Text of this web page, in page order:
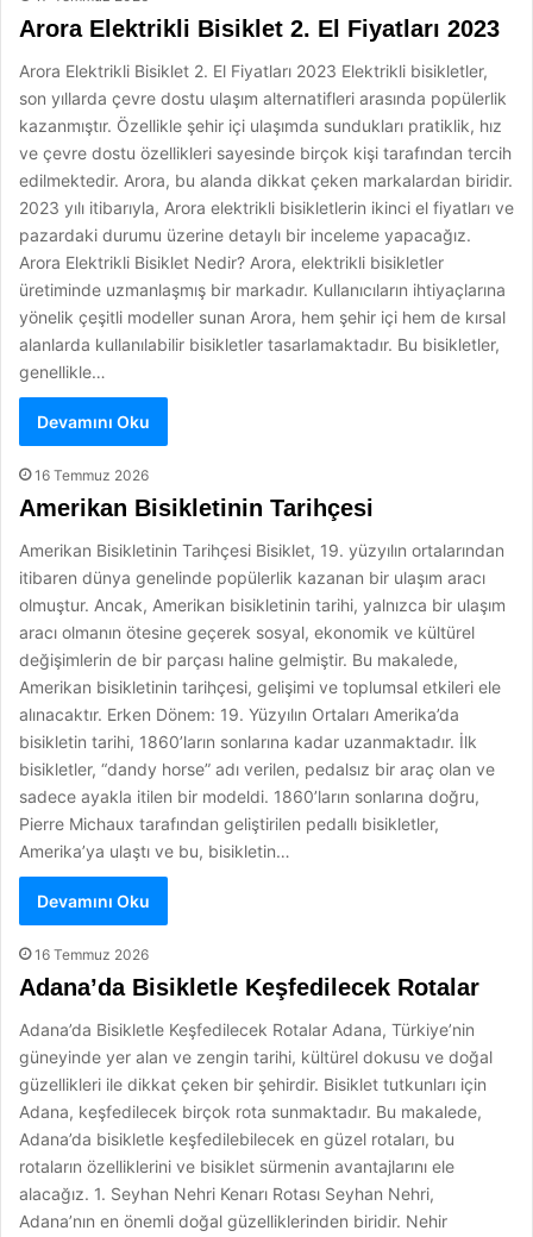
Arora Elektrikli Bisiklet 2. El Fiyatları 2023
Arora Elektrikli Bisiklet 2. El Fiyatları 2023 Elektrikli bisikletler,
son yıllarda çevre dostu ulaşım alternatifleri arasında popülerlik
kazanmıştır. Özellikle şehir içi ulaşımda sundukları pratiklik, hız
ve çevre dostu özellikleri sayesinde birçok kişi tarafından tercih
edilmektedir. Arora, bu alanda dikkat çeken markalardan biridir.
2023 yılı itibarıyla, Arora elektrikli bisikletlerin ikinci el fiyatları ve
pazardaki durumu üzerine detaylı bir inceleme yapacağız.
Arora Elektrikli Bisiklet Nedir? Arora, elektrikli bisikletler
üretiminde uzmanlaşmış bir markadır. Kullanıcıların ihtiyaçlarına
yönelik çeşitli modeller sunan Arora, hem şehir içi hem de kırsal
alanlarda kullanılabilir bisikletler tasarlamaktadır. Bu bisikletler,
genellikle…
Devamını Oku
16 Temmuz 2026
Amerikan Bisikletinin Tarihçesi
Amerikan Bisikletinin Tarihçesi Bisiklet, 19. yüzyılın ortalarından
itibaren dünya genelinde popülerlik kazanan bir ulaşım aracı
olmuştur. Ancak, Amerikan bisikletinin tarihi, yalnızca bir ulaşım
aracı olmanın ötesine geçerek sosyal, ekonomik ve kültürel
değişimlerin de bir parçası haline gelmiştir. Bu makalede,
Amerikan bisikletinin tarihçesi, gelişimi ve toplumsal etkileri ele
alınacaktır. Erken Dönem: 19. Yüzyılın Ortaları Amerika’da
bisikletin tarihi, 1860’ların sonlarına kadar uzanmaktadır. İlk
bisikletler, “dandy horse” adı verilen, pedalsız bir araç olan ve
sadece ayakla itilen bir modeldi. 1860’ların sonlarına doğru,
Pierre Michaux tarafından geliştirilen pedallı bisikletler,
Amerika’ya ulaştı ve bu, bisikletin…
Devamını Oku
16 Temmuz 2026
Adana’da Bisikletle Keşfedilecek Rotalar
Adana’da Bisikletle Keşfedilecek Rotalar Adana, Türkiye’nin
güneyinde yer alan ve zengin tarihi, kültürel dokusu ve doğal
güzellikleri ile dikkat çeken bir şehirdir. Bisiklet tutkunları için
Adana, keşfedilecek birçok rota sunmaktadır. Bu makalede,
Adana’da bisikletle keşfedilebilecek en güzel rotaları, bu
rotaların özelliklerini ve bisiklet sürmenin avantajlarını ele
alacağız. 1. Seyhan Nehri Kenarı Rotası Seyhan Nehri,
Adana’nın en önemli doğal güzelliklerinden biridir. Nehir